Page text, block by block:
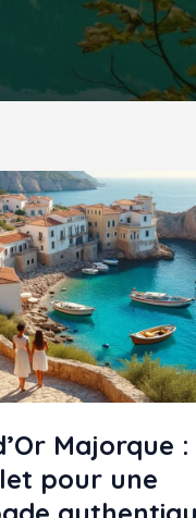
Majorque :
pour une